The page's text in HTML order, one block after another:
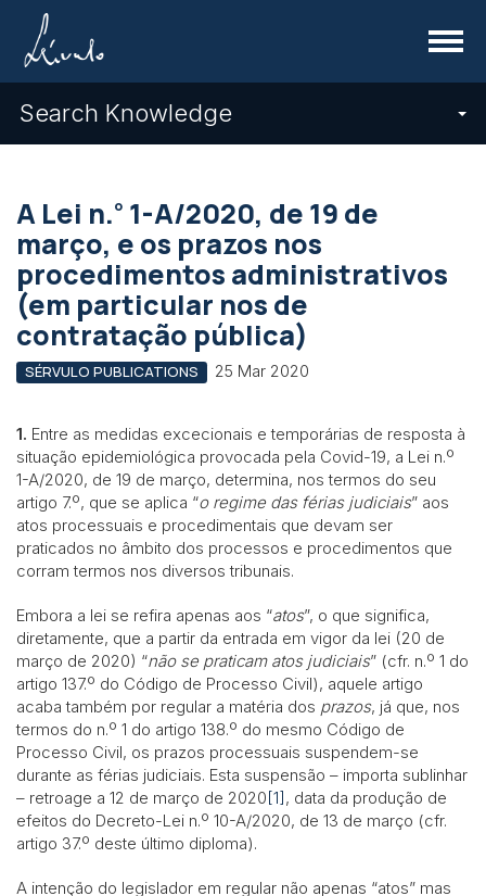
Menu
Search Knowledge
A Lei n.º 1-A/2020, de 19 de
março, e os prazos nos
procedimentos administrativos
(em particular nos de
contratação pública)
SÉRVULO PUBLICATIONS 25 Mar 2020
1. Entre as medidas excecionais e temporárias de resposta à
situação epidemiológica provocada pela Covid-19, a Lei n.º
1-A/2020, de 19 de março, determina, nos termos do seu
artigo 7.º, que se aplica “o regime das férias judiciais” aos
atos processuais e procedimentais que devam ser
praticados no âmbito dos processos e procedimentos que
corram termos nos diversos tribunais.
Embora a lei se refira apenas aos “atos”, o que significa,
diretamente, que a partir da entrada em vigor da lei (20 de
março de 2020) “não se praticam atos judiciais” (cfr. n.º 1 do
artigo 137.º do Código de Processo Civil), aquele artigo
acaba também por regular a matéria dos prazos, já que, nos
termos do n.º 1 do artigo 138.º do mesmo Código de
Processo Civil, os prazos processuais suspendem-se
durante as férias judiciais. Esta suspensão – importa sublinhar
– retroage a 12 de março de 2020[1], data da produção de
efeitos do Decreto-Lei n.º 10-A/2020, de 13 de março (cfr.
artigo 37.º deste último diploma).
A intenção do legislador em regular não apenas “atos” mas